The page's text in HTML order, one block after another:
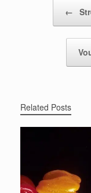
←
Related Posts